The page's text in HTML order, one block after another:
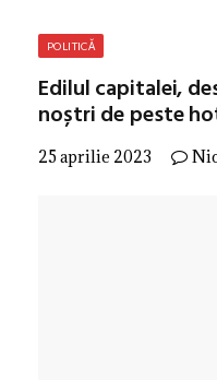
POLITICĂ
Edilul capitalei,
noștri de peste
25 aprilie 2023